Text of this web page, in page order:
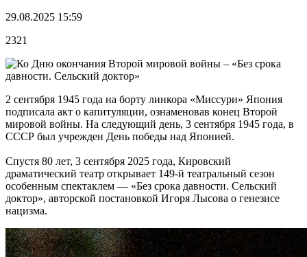
29.08.2025 15:59
2321
2 сентября 1945 года на борту линкора «Миссури» Япония
подписала акт о капитуляции, ознаменовав конец Второй
мировой войны. На следующий день, 3 сентября 1945 года, в
СССР был учрежден День победы над Японией.
Спустя 80 лет, 3 сентября 2025 года, Кировский
драматический театр открывает 149-й театральный сезон
особенным спектаклем — «Без срока давности. Сельский
доктор», авторской постановкой Игоря Лысова о генезисе
нацизма.